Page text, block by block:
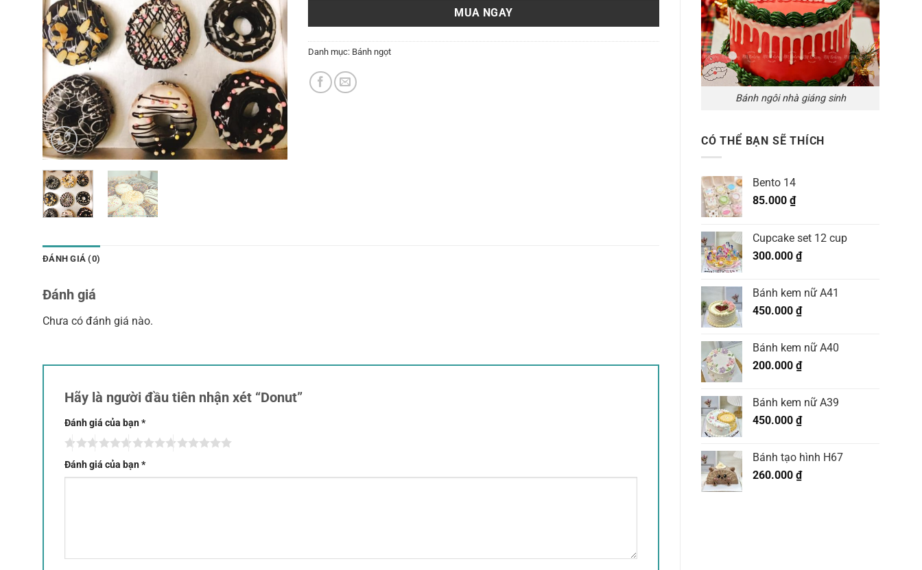
Bánh ngôi nhà giáng sinh
CÓ THỂ BẠN SẼ THÍCH
Bento 14
85.000 ₫
Cupcake set 12 cup
300.000 ₫
Bánh kem nữ A41
450.000 ₫
Bánh kem nữ A40
200.000 ₫
Bánh kem nữ A39
450.000 ₫
Bánh tạo hình H67
260.000 ₫
MUA NGAY
Danh mục: Bánh ngọt
ĐÁNH GIÁ (0)
Đánh giá
Chưa có đánh giá nào.
Hãy là người đầu tiên nhận xét “Donut”
Đánh giá của bạn*
Đánh giá của bạn*